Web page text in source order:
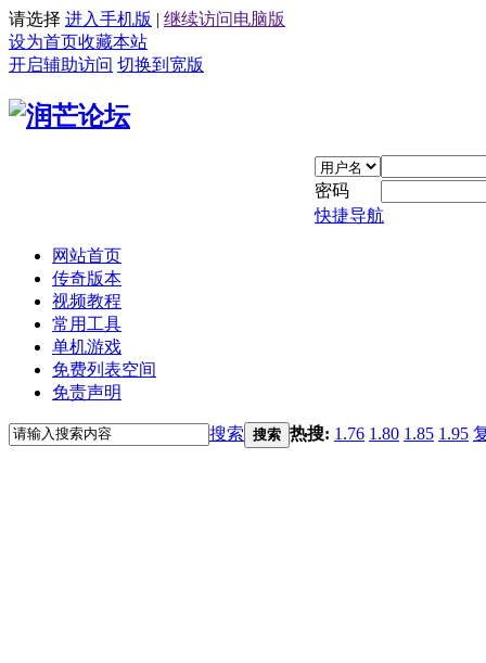
请选择 进入手机版 | 继续访问电脑版
设为首页收藏本站
开启辅助访问 切换到宽版
密码
快捷导航
网站首页
传奇版本
视频教程
常用工具
单机游戏
免费列表空间
免责声明
搜索 搜索 热搜: 1.76 1.80 1.85 1.95